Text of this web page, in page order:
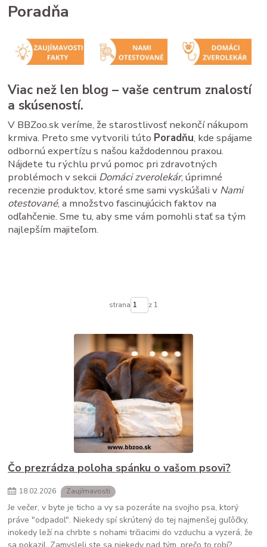
zmena času
zimný čas
pivovarské kvasnice
srsť pes
imunita zviera
Saccharomyces cerevisiae
B vitamíny
doplnky pre zvieratá
zdravé trávenie
ako čítať obaly
kvalitné granule pre psa
mačacie kŕmenie
mačacie fúzy mačací spánok
mačacia hygiena
starostlivosť o mačku
Poradňa
Viac než len blog – vaše centrum znalostí
a skúseností.
V BBZoo.sk veríme, že starostlivosť nekončí nákupom
krmiva. Preto sme vytvorili túto Poradňu, kde spájame
odbornú expertízu s našou každodennou praxou.
Nájdete tu rýchlu prvú pomoc pri zdravotných
problémoch v sekcii Domáci zverolekár, úprimné
recenzie produktov, ktoré sme sami vyskúšali v Nami
otestované, a množstvo fascinujúcich faktov na
odľahčenie. Sme tu, aby sme vám pomohli stať sa tým
najlepším majiteľom.
strana z 1
Čo prezrádza poloha spánku o vašom psovi?
18.02.2026 Zaujímavosti
Je večer, v byte je ticho a vy sa pozeráte na svojho psa, ktorý
práve "odpadol". Niekedy spí skrútený do tej najmenšej guľôčky,
inokedy leží na chrbte s nohami trčiacimi do vzduchu a vyzerá, že